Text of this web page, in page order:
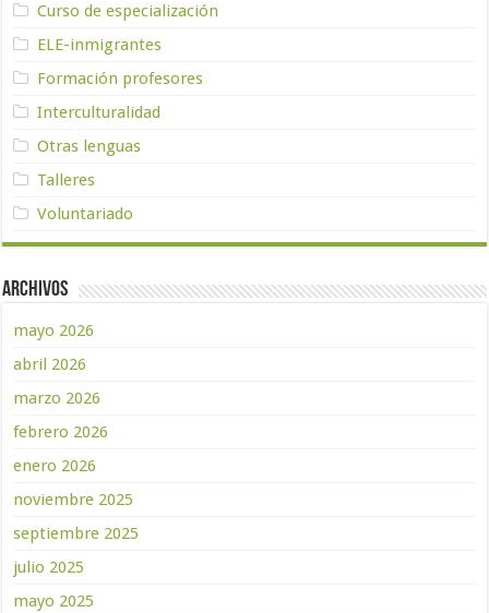
Curso de especialización
ELE-inmigrantes
Formación profesores
Interculturalidad
Otras lenguas
Talleres
Voluntariado
Archivos
mayo 2026
abril 2026
marzo 2026
febrero 2026
enero 2026
noviembre 2025
septiembre 2025
julio 2025
mayo 2025